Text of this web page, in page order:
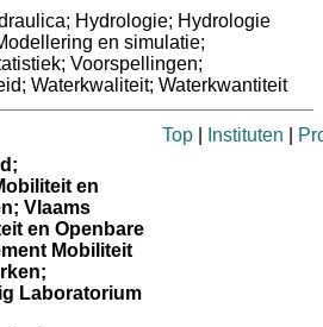
Hydrologie; Hydrologie
en simulatie;
Voorspellingen;
Waterkwaliteit; Waterkwantiteit
Top Instituten
en
Vlaams
en Openbare
Mobiliteit
Laboratorium